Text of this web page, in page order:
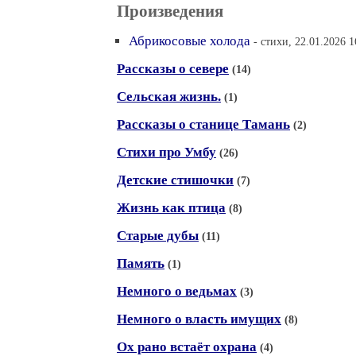
Произведения
Абрикосовые холода - стихи, 22.01.2026
Рассказы о севере (14)
Сельская жизнь. (1)
Рассказы о станице Тамань (2)
Стихи про Умбу (26)
Детские стишочки (7)
Жизнь как птица (8)
Старые дубы (11)
Память (1)
Немного о ведьмах (3)
Немного о власть имущих (8)
Ох рано встаёт охрана (4)